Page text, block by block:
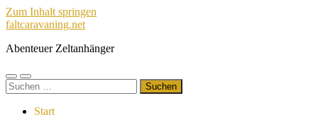
Zum Inhalt springen
faltcaravaning.net
Abenteuer Zeltanhänger
Mobile-
Menü
Suchfeld
ein-/ausblenden
Suchen
nach:
Start